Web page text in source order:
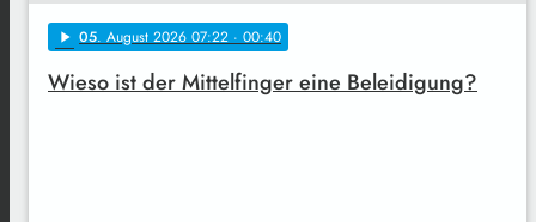
play_arrow 05. August 2026 07:22 · 00:40
Wieso ist der Mittelfinger eine Beleidigung?